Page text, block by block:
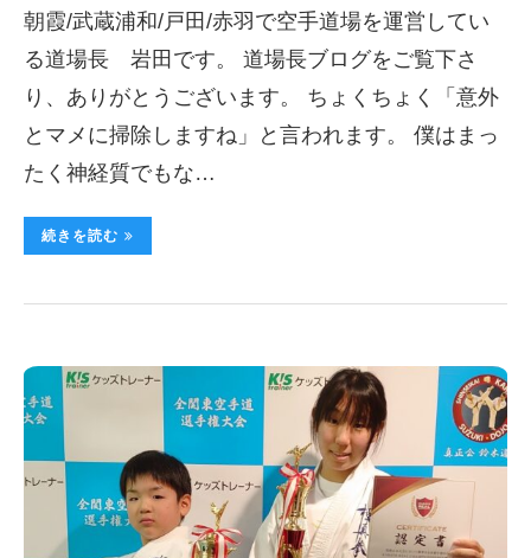
朝霞/武蔵浦和/戸田/赤羽で空手道場を運営してい
る道場長 岩田です。 道場長ブログをご覧下さ
り、ありがとうございます。 ちょくちょく「意外
とマメに掃除しますね」と言われます。 僕はまっ
たく神経質でもな…
続きを読む